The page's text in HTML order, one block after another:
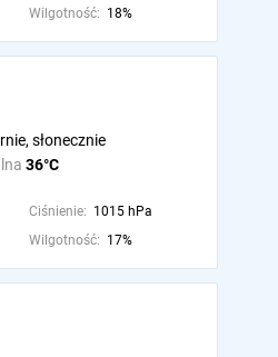
Wilgotność: 18%
36°C
słonecznie
Ciśnienie: 1015 hPa
Wilgotność: 17%